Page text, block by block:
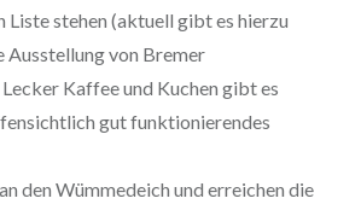
Liste stehen (aktuell gibt es hierzu
Ausstellung von Bremer
Kaffee und Kuchen gibt es
gut funktionierendes
den Wümmedeich und erreichen die